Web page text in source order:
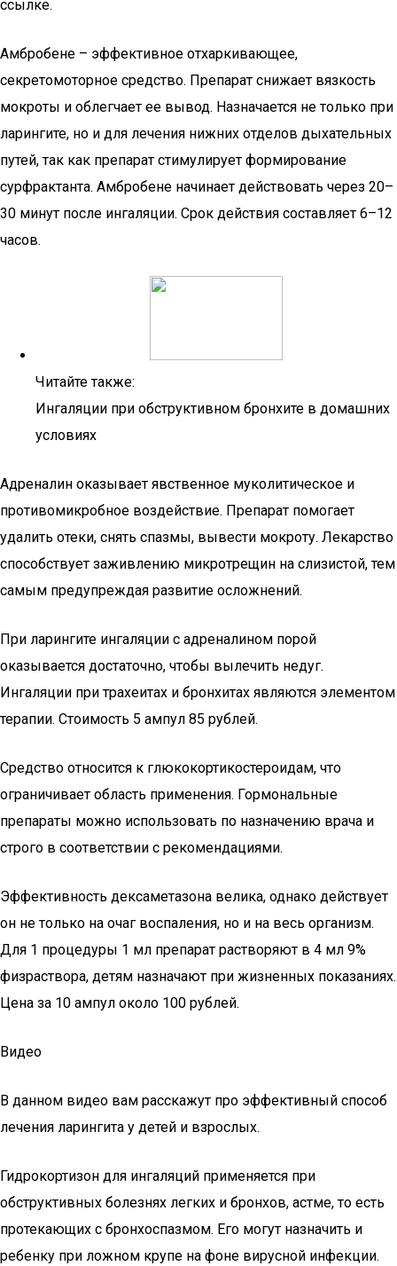
ссылке.
Амбробене – эффективное отхаркивающее,
секретомоторное средство. Препарат снижает вязкость
мокроты и облегчает ее вывод. Назначается не только при
ларингите, но и для лечения нижних отделов дыхательных
путей, так как препарат стимулирует формирование
сурфрактанта. Амбробене начинает действовать через 20–
30 минут после ингаляции. Срок действия составляет 6–12
часов.
Читайте также:
Ингаляции при обструктивном бронхите в домашних
условиях
Адреналин оказывает явственное муколитическое и
противомикробное воздействие. Препарат помогает
удалить отеки, снять спазмы, вывести мокроту. Лекарство
способствует заживлению микротрещин на слизистой, тем
самым предупреждая развитие осложнений.
При ларингите ингаляции с адреналином порой
оказывается достаточно, чтобы вылечить недуг.
Ингаляции при трахеитах и бронхитах являются элементом
терапии. Стоимость 5 ампул 85 рублей.
Средство относится к глюкокортикостероидам, что
ограничивает область применения. Гормональные
препараты можно использовать по назначению врача и
строго в соответствии с рекомендациями.
Эффективность дексаметазона велика, однако действует
он не только на очаг воспаления, но и на весь организм.
Для 1 процедуры 1 мл препарат растворяют в 4 мл 9%
физраствора, детям назначают при жизненных показаниях.
Цена за 10 ампул около 100 рублей.
Видео
В данном видео вам расскажут про эффективный способ
лечения ларингита у детей и взрослых.
Гидрокортизон для ингаляций применяется при
обструктивных болезнях легких и бронхов, астме, то есть
протекающих с бронхоспазмом. Его могут назначить и
ребенку при ложном крупе на фоне вирусной инфекции.